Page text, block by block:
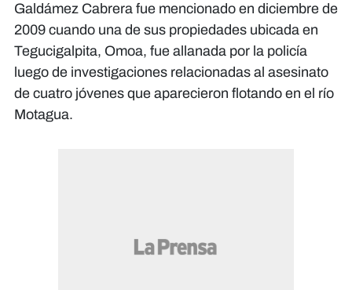
Galdámez Cabrera fue mencionado en diciembre de
2009 cuando una de sus propiedades ubicada en
Tegucigalpita, Omoa, fue allanada por la policía
luego de investigaciones relacionadas al asesinato
de cuatro jóvenes que aparecieron flotando en el río
Motagua.